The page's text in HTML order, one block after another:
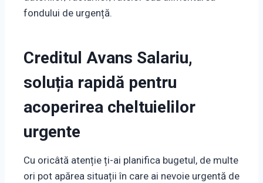
fondului de urgență.
Creditul Avans Salariu,
soluția rapidă pentru
acoperirea cheltuielilor
urgente
Cu oricâtă atenție ți-ai planifica bugetul, de multe
ori pot apărea situații în care ai nevoie urgentă de